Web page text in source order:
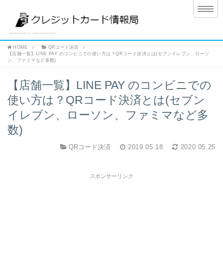
HOME
QRコード決済
【店舗一覧】LINE PAY のコンビニでの使い方は？QRコード決済とは(セブンイレブン、ローソ
ン、ファミマなど多数)
【店舗一覧】LINE PAY のコンビニでの
使い方は？QRコード決済とは(セブン
イレブン、ローソン、ファミマなど多
数)
QRコード決済 2019.05.18 2020.05.25
スポンサーリンク